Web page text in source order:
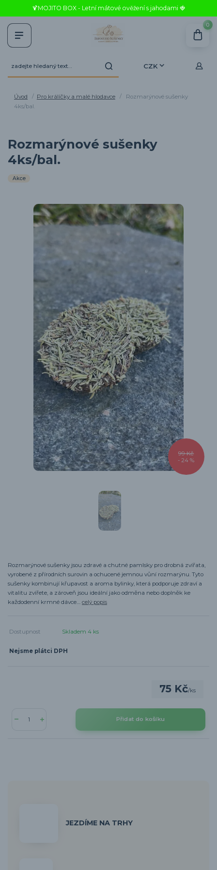
🍹MOJITO BOX - Letní mátové ověžení s jahodami 🍓
CZK
0
Úvod Pro králíčky a malé hlodavce
Rozmarýnové sušenky
4ks/bal.
Rozmarýnové sušenky
4ks/bal.
Akce
99 Kč
- 24 %
Rozmarýnové sušenky jsou zdravé a chutné pamlsky pro drobná zvířata,
vyrobené z přírodních surovin a ochucené jemnou vůní rozmarýnu. Tyto
sušenky kombinují křupavost a aroma bylinky, která podporuje zdraví a
vitalitu zvířete, a zároveň jsou ideální jako odměna nebo doplněk ke
každodenní krmné dávce.... celý popis
Dostupnost Skladem 4 ks
Nejsme plátci DPH
75 Kč/ks
Přidat do košíku
JEZDÍME NA TRHY